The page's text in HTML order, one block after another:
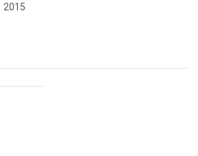
2015